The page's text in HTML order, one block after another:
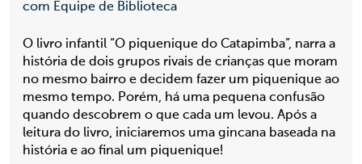
com Equipe de Biblioteca
O livro infantil “O piquenique do Catapimba”, narra a
história de dois grupos rivais de crianças que moram
no mesmo bairro e decidem fazer um piquenique ao
mesmo tempo. Porém, há uma pequena confusão
quando descobrem o que cada um levou. Após a
leitura do livro, iniciaremos uma gincana baseada na
história e ao final um piquenique!